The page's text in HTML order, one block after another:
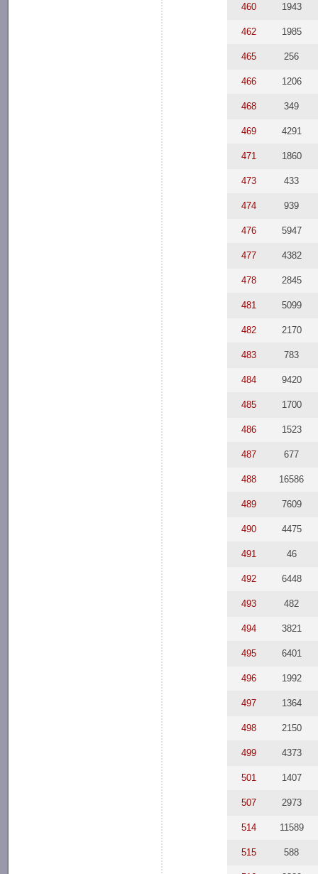
460 1943
462 1985
465 256
466 1206
468 349
469 4291
471 1860
473 433
474 939
476 5947
477 4382
478 2845
481 5099
482 2170
483 783
484 9420
485 1700
486 1523
487 677
488 16586
489 7609
490 4475
491 46
492 6448
493 482
494 3821
495 6401
496 1992
497 1364
498 2150
499 4373
501 1407
507 2973
514 11589
515 588